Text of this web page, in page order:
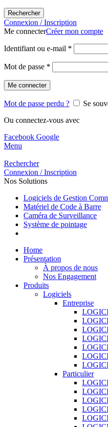
Rechercher
Connexion / Inscription
Me connecterCréer mon compte
Identifiant ou e-mail *
Mot de passe *
Me connecter
Mot de passe perdu ?
Se
Ou connectez-vous avec
Facebook Google
Menu
Rechercher
Connexion / Inscription
Nos Solutions
Logiciels de Gestion
Matériel de Code à Barre
Caméra de Surveillance
Système de pointage
Home
Présentation
À propos de nous
Nos Engagement
Produits
Logiciels
Entreprise
Particulier